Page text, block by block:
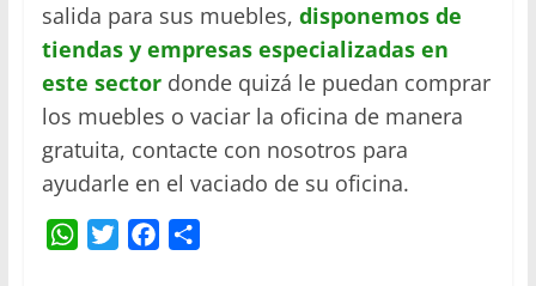
salida para sus muebles, disponemos de
tiendas y empresas especializadas en
este sectordonde quizá le puedan comprar
los muebles o vaciar la oficina de manera
gratuita, contacte con nosotros para
ayudarle en el vaciado de su oficina.
W